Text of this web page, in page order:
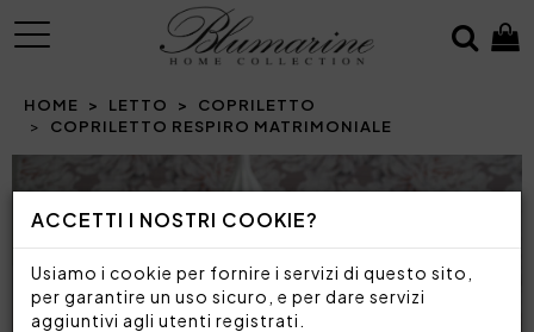
ACCETTI I NOSTRI COOKIE?
Usiamo i cookie per fornire i servizi di questo sito,
per garantire un uso sicuro, e per dare servizi
aggiuntivi agli utenti registrati.
MENU
HOME LETTO
COPRILETTO
COPRILETTO RESPIRO MATRIMONIALE
Prev